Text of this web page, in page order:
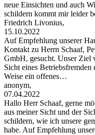
neue Einsichten und auch
schildern kommt mir leider
Friedrich Livonius,
15.10.2022
Auf Empfehlung unserer
Kontakt zu Herrn Schaaf,
GmbH, gesucht. Unser Ziel
Sicht eines Betriebsfremden
Weise ein offenes…
anonym,
07.04.2022
Hallo Herr Schaaf, gerne
aus meiner Sicht und der
schildern, wie ich unsere
habe. Auf Empfehlung